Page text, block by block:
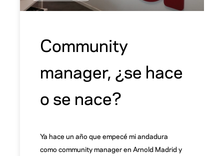
Community
manager, ¿se hace
o se nace?
Ya hace un año que empecé mi andadura
como community manager en Arnold Madrid y